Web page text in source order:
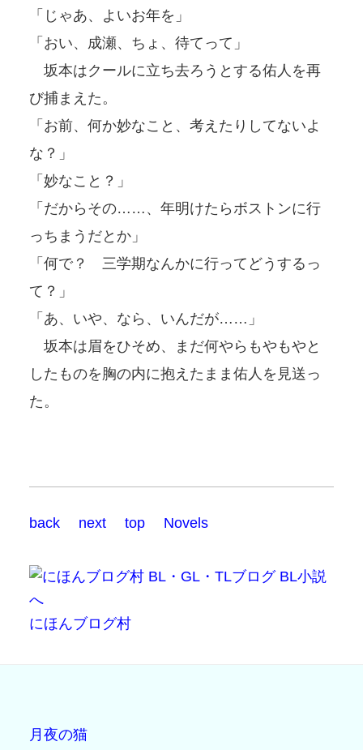
「じゃあ、よいお年を」
「おい、成瀬、ちょ、待てって」
坂本はクールに立ち去ろうとする佑人を再
び捕まえた。
「お前、何か妙なこと、考えたりしてないよ
な？」
「妙なこと？」
「だからその……、年明けたらボストンに行
っちまうだとか」
「何で？ 三学期なんかに行ってどうするっ
て？」
「あ、いや、なら、いんだが……」
坂本は眉をひそめ、まだ何やらもやもやと
したものを胸の内に抱えたまま佑人を見送っ
た。
back next top Novels
にほんブログ村
月夜の猫